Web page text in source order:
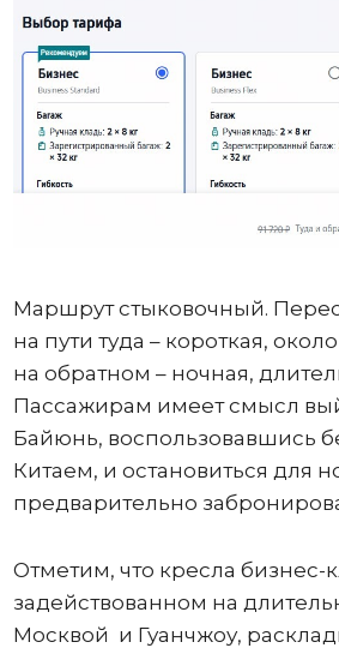
Маршрут стыковочный.
на пути туда – короткая,
на обратном – ночная,
Пассажирам имеет смысл
Байюнь, воспользовавшись
Китаем, и остановиться для
предварительно
Отметим, что кресла бизнес-
задействованном на
Москвой и Гуанчжоу,